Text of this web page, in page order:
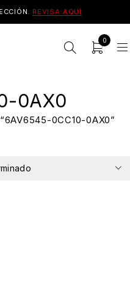
REVISA AQUÍ
0
0AX0
0CC10-0AX0”